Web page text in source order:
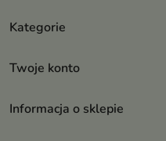
Kategorie
Twoje konto
Informacja o sklepie